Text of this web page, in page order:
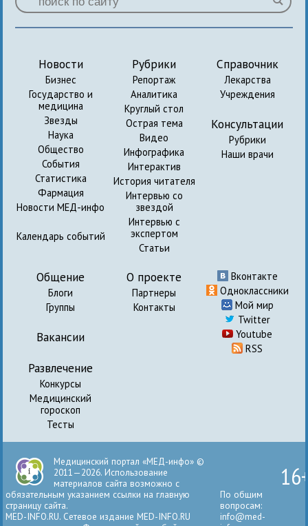
Новости
Бизнес
Государство и
медицина
Звезды
Наука
Общество
События
Статистика
Фармация
Новости МЕД-инфо
Календарь событий
Рубрики
Репортаж
Аналитика
Круглый стол
Острая тема
Видео
Инфографика
Интерактив
История читателя
Интервью со
звездой
Интервью с
экспертом
Статьи
Справочник
Лекарства
Учреждения
Консультации
Рубрики
Наши врачи
Общение
Блоги
Группы
Вакансии
Развлечение
Конкурсы
Медицинский
гороскоп
Тесты
О проекте
Партнеры
Контакты
Вконтакте
Одноклассники
Мой мир
Twitter
Youtube
RSS
Медицинский портал «МЕД-инфо» ©
2011—2026. Использование
материалов сайта возможно с
обязательным указанием ссылки на главную
страницу сайта.
MED-INFO.RU. Сетевое издание MED-INFO.RU
По общим
вопросам:
info@med-